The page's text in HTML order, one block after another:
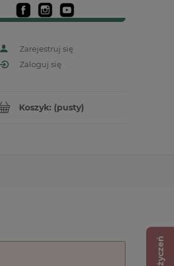
Zarejestruj się
Zaloguj się
Koszyk: (pusty)